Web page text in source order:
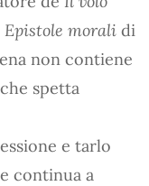
Epistole morali di
non contiene
spetta
e tarlo
continua a